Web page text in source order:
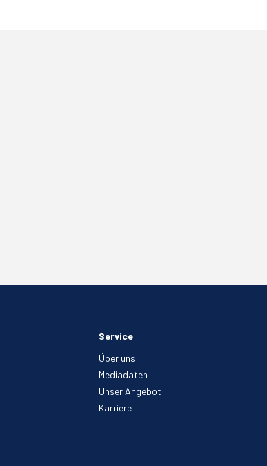
Service
Über uns
Mediadaten
Unser Angebot
Karriere